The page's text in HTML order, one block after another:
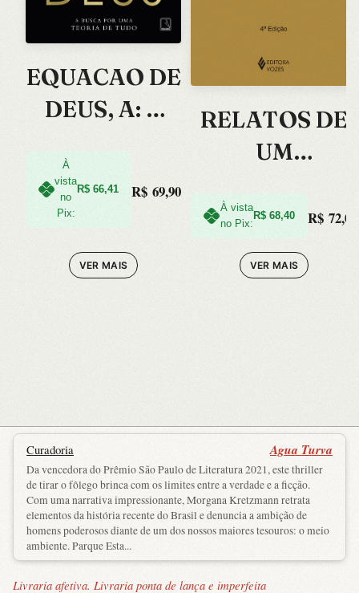
EQUACAO DE
DEUS, A: A
UMA TEORIA
DE TUDO
À
vista
no
Pix:
R$ 66,41 R$ 69,90
VER MAIS
RELATOS DE
UM
RUSSO
À vista
no Pix:
R$ 68,40 R$ 72,00
VER MAIS
Curadoria Agua Turva
Da vencedora do Prêmio São Paulo de Literatura 2021, este thriller
de tirar o fôlego brinca com os limites entre a verdade e a ficção.
Com uma narrativa impressionante, Morgana Kretzmann retrata
elementos da história recente do Brasil e denuncia a ambição de
homens poderosos diante de um dos nossos maiores tesouros: o meio
ambiente. Parque Esta...
Livraria afetiva. Livraria ponta de lança e imperfeita